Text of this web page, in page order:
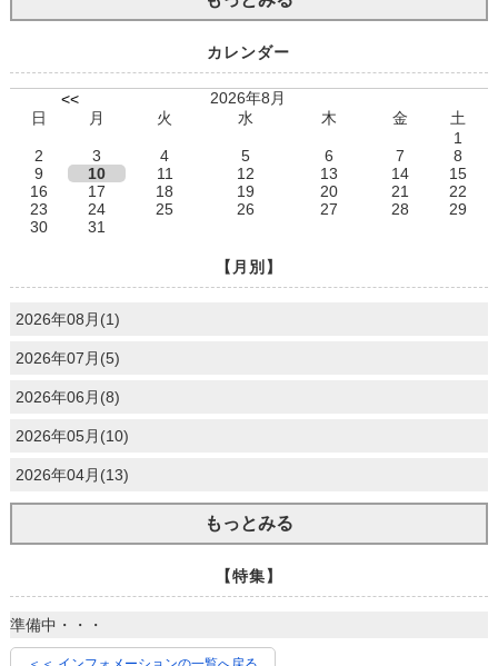
カレンダー
<<
2026年8月
日
月 火 水 木 金
土
1
2
3 4 5 6 7
8
9
10 11 12 13 14
15
16
17 18 19 20 21
22
23
24 25 26 27 28
29
30
31
【月別】
2026年08月(1)
2026年07月(5)
2026年06月(8)
2026年05月(10)
2026年04月(13)
もっとみる
【特集】
準備中・・・